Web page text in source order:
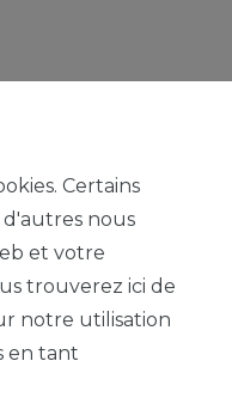
Certains
nous
et votre
trouverez ici de
notre utilisation
en tant